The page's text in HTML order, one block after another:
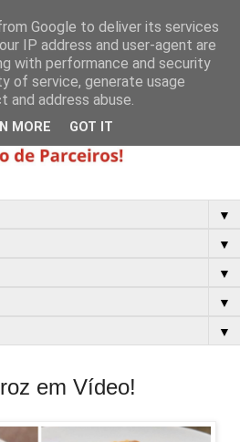
▼
▼
▼
▼
▼
em Vídeo!
Google to deliver its services
IP address and user-agent are
with performance and security
of service, generate usage
address abuse.
MORE GOT IT